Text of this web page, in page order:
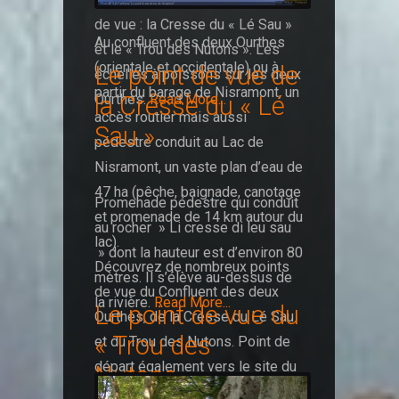
de vue : la Cresse du « Lé Sau »
et le « Trou des Nutons ». Les
échelles à poissons sur les deux
Ourthes. Read More...
Au confluent des deux Ourthes
(orientale et occidentale) ou à
partir du barage de Nisramont, un
accès routier mais aussi
pédestre conduit au Lac de
Nisramont, un vaste plan d’eau de
47 ha (pêche, baignade, canotage
et promenade de 14 km autour du
lac).
Découvrez de nombreux points
de vue du Confluent des deux
Ourthes, de la Cresse du Lé Sau
et du Trou des Nutons. Point de
départ également vers le site du
Hérou.
Le point de vue de
la Cresse du « Lé
Sau »
Promenade pédestre qui conduit
au rocher » Li cresse di leu sau
» dont la hauteur est d’environ 80
mètres. Il s’élève au-dessus de
la rivière. Read More...
Le point de vue du
« Trou des
Nutons »